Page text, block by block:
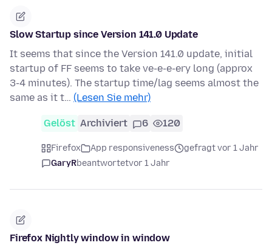
Slow Startup since Version 141.0 Update
It seems that since the Version 141.0 update, initial
startup of FF seems to take ve-e-e-ery long (approx
3-4 minutes). The startup time/lag seems almost the
same as it t… (Lesen Sie mehr)
Gelöst Archiviert 6 120
Firefox App responsiveness
gefragt vor 1 Jahr
GaryRbeantwortetvor 1 Jahr
Firefox Nightly window in window